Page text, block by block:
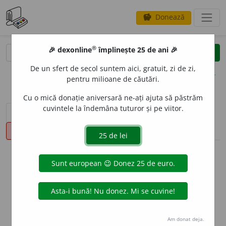
savings Donează
clear
opțiuni
sinteza definițiilor (1) definiții (18)
declinări
info
Aceste definiții sunt compilate de
echipa dexonline. Definițiile
originale se află pe filadefiniții.
Puteți reordona filele pe pagina de
🎉 dexonline® împlinește 25 de ani 🎉
De un sfert de secol suntem aici, gratuit, zi de zi,
pentru milioane de căutări.
Cu o mică donație aniversară ne-ați ajuta să păstrăm
cuvintele la îndemâna tuturor și pe viitor.
Am donat deja.